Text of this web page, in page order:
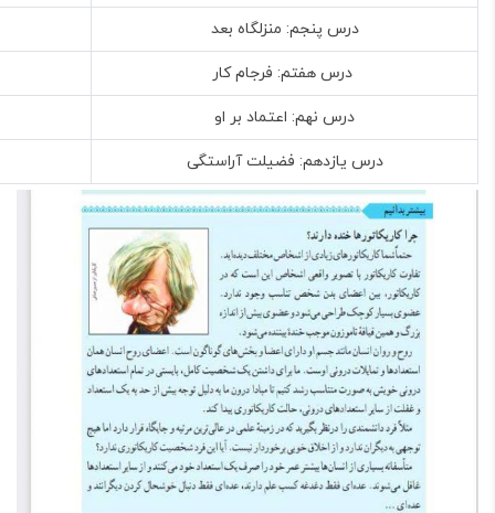
درس پنجم: منزلگاه بعد
درس هفتم: فرجام کار
درس نهم: اعتماد بر او
درس یازدهم: فضیلت آراستگی